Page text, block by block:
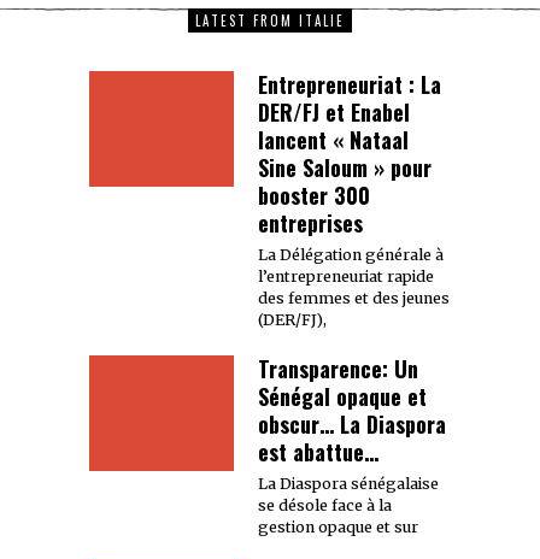
LATEST FROM ITALIE
Entrepreneuriat : La
DER/FJ et Enabel
lancent « Nataal
Sine Saloum » pour
booster 300
entreprises
La Délégation générale à
l’entrepreneuriat rapide
des femmes et des jeunes
(DER/FJ),
Transparence: Un
Sénégal opaque et
obscur… La Diaspora
est abattue…
La Diaspora sénégalaise
se désole face à la
gestion opaque et sur